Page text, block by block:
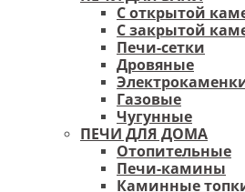
С открытой
С закрытой
Печи-сетки
Дровяные
Газовые
Чугунные
ПЕЧИ ДЛЯ ДОМА
Отопительные
Печи-камины
Каминные